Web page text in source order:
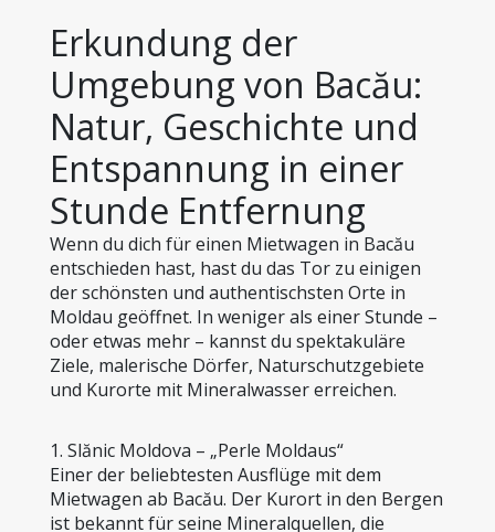
Erkundung der
Umgebung von Bacău:
Natur, Geschichte und
Entspannung in einer
Stunde Entfernung
Wenn du dich für einen Mietwagen in Bacău
entschieden hast, hast du das Tor zu einigen
der schönsten und authentischsten Orte in
Moldau geöffnet. In weniger als einer Stunde –
oder etwas mehr – kannst du spektakuläre
Ziele, malerische Dörfer, Naturschutzgebiete
und Kurorte mit Mineralwasser erreichen.
1. Slănic Moldova – „Perle Moldaus“
Einer der beliebtesten Ausflüge mit dem
Mietwagen ab Bacău. Der Kurort in den Bergen
ist bekannt für seine Mineralquellen, die